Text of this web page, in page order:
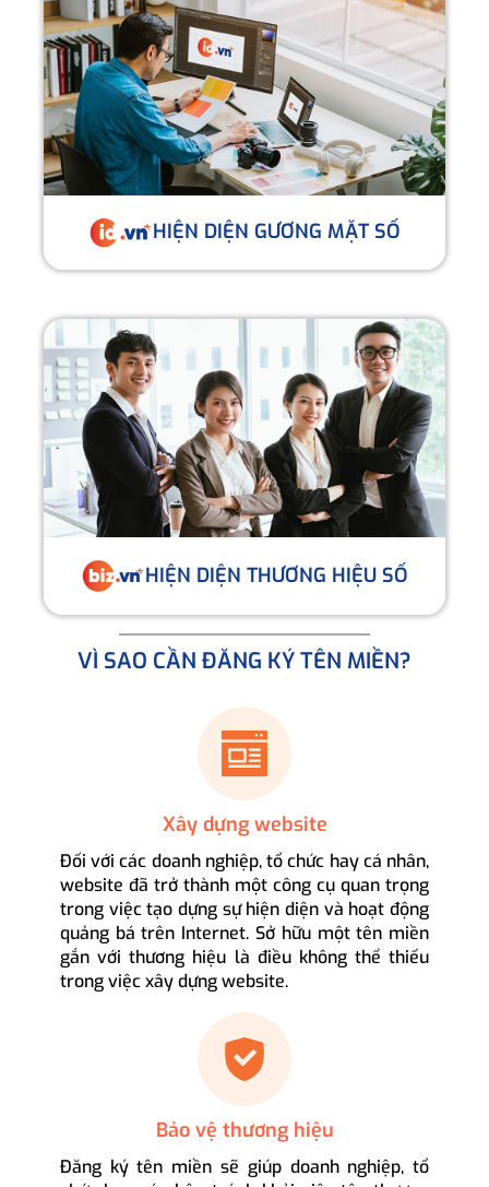
HIỆN DIỆN GƯƠNG MẶT SỐ
HIỆN DIỆN THƯƠNG HIỆU SỐ
VÌ SAO CẦN ĐĂNG KÝ TÊN MIỀN?
Xây dựng website
Đối với các doanh nghiệp, tổ chức hay cá nhân,
website đã trở thành một công cụ quan trọng
trong việc tạo dựng sự hiện diện và hoạt động
quảng bá trên Internet. Sở hữu một tên miền
gắn với thương hiệu là điều không thể thiếu
trong việc xây dựng website.
Bảo vệ thương hiệu
Đăng ký tên miền sẽ giúp doanh nghiệp, tổ